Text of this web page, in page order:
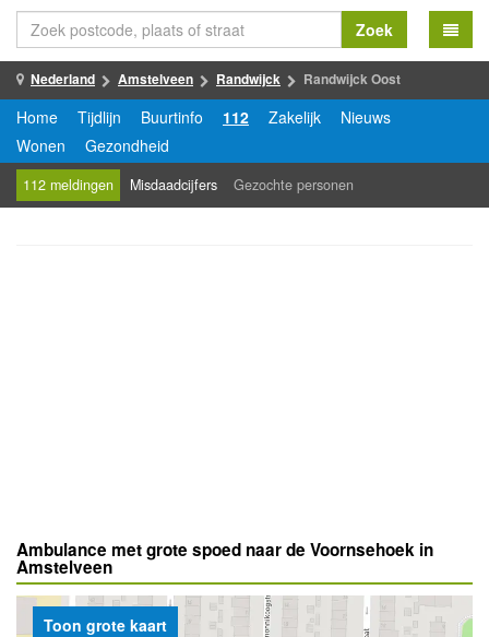
Zoek
Nederland Amstelveen Randwijck Randwijck Oost
Home Tijdlijn Buurtinfo 112 Zakelijk
Nieuws
Wonen
Gezondheid
112 meldingen Misdaadcijfers Gezochte personen
Ambulance met grote spoed naar de Voornsehoek in
Amstelveen
Toon grote kaart